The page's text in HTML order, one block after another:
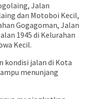
Jalan
dan Motoboi Kecil,
Gogagoman, Jalan
1945 di Kelurahan
Kecil.
kondisi jalan di Kota
menunjang